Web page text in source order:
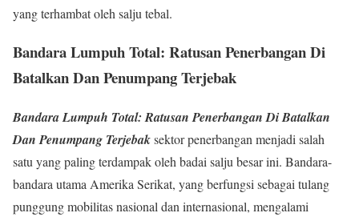
yang terhambat oleh salju tebal.
Bandara Lumpuh Total: Ratusan Penerbangan Di
Batalkan Dan Penumpang Terjebak
Bandara Lumpuh Total: Ratusan Penerbangan Di Batalkan
Dan Penumpang Terjebaksektor penerbangan menjadi salah
satu yang paling terdampak oleh badai salju besar ini. Bandara-
bandara utama Amerika Serikat, yang berfungsi sebagai tulang
punggung mobilitas nasional dan internasional, mengalami